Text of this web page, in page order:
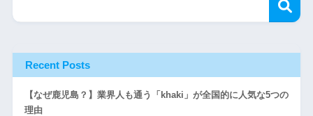
Recent Posts
【なぜ鹿児島？】業界人も通う「khaki」が全国的に人気な5つの
理由